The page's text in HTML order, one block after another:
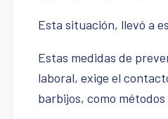
Esta situación, llevó a
Estas medidas de
laboral, exige el
barbijos, como